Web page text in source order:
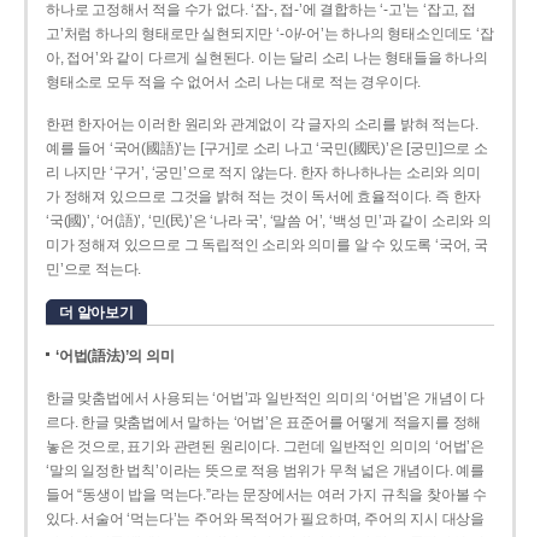
하나로 고정해서 적을 수가 없다. ‘잡-, 접-’에 결합하는 ‘-고’는 ‘잡고, 접
고’처럼 하나의 형태로만 실현되지만 ‘-아/-어’는 하나의 형태소인데도 ‘잡
아, 접어’와 같이 다르게 실현된다. 이는 달리 소리 나는 형태들을 하나의
형태소로 모두 적을 수 없어서 소리 나는 대로 적는 경우이다.
한편 한자어는 이러한 원리와 관계없이 각 글자의 소리를 밝혀 적는다.
예를 들어 ‘국어(國語)’는 [구거]로 소리 나고 ‘국민(國民)’은 [궁민]으로 소
리 나지만 ‘구거’, ‘궁민’으로 적지 않는다. 한자 하나하나는 소리와 의미
가 정해져 있으므로 그것을 밝혀 적는 것이 독서에 효율적이다. 즉 한자
‘국(國)’, ‘어(語)’, ‘민(民)’은 ‘나라 국’, ‘말씀 어’, ‘백성 민’과 같이 소리와 의
미가 정해져 있으므로 그 독립적인 소리와 의미를 알 수 있도록 ‘국어, 국
민’으로 적는다.
더 알아보기
‘어법(語法)’의 의미
한글 맞춤법에서 사용되는 ‘어법’과 일반적인 의미의 ‘어법’은 개념이 다
르다. 한글 맞춤법에서 말하는 ‘어법’은 표준어를 어떻게 적을지를 정해
놓은 것으로, 표기와 관련된 원리이다. 그런데 일반적인 의미의 ‘어법’은
‘말의 일정한 법칙’이라는 뜻으로 적용 범위가 무척 넓은 개념이다. 예를
들어 “동생이 밥을 먹는다.”라는 문장에서는 여러 가지 규칙을 찾아볼 수
있다. 서술어 ‘먹는다’는 주어와 목적어가 필요하며, 주어의 지시 대상을